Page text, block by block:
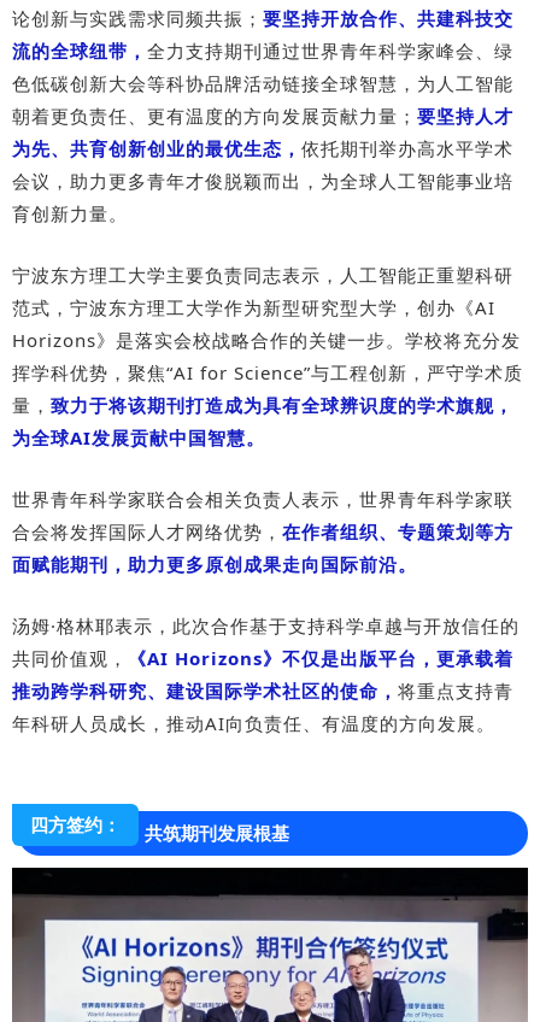
论创新与实践需求同频共振； 要坚持开放合作、共建科技交
流的全球纽带， 全力支持期刊通过世界青年科学家峰会、绿
色低碳创新大会等科协品牌活动链接全球智慧，为人工智能
朝着更负责任、更有温度的方向发展贡献力量； 要坚持人才
为先、共育创新创业的最优生态， 依托期刊举办高水平学术
会议，助力更多青年才俊脱颖而出，为全球人工智能事业培
育创新力量。
宁波东方理工大学主要负责同志表示，人工智能正重塑科研
范式，宁波东方理工大学作为新型研究型大学，创办《AI
Horizons》是落实会校战略合作的关键一步。学校将充分发
挥学科优势，聚焦“AI for Science”与工程创新，严守学术质
量， 致力于将该期刊打造成为具有全球辨识度的学术旗舰，
为全球AI发展贡献中国智慧。
世界青年科学家联合会相关负责人表示，世界青年科学家联
合会将发挥国际人才网络优势， 在作者组织、专题策划等方
面赋能期刊，助力更多原创成果走向国际前沿。
汤姆·格林耶表示，此次合作基于支持科学卓越与开放信任的
共同价值观，
《AI Horizons》不仅是出版平台，更承载着
推动跨学科研究、建设国际学术社区的使命， 将重点支持青
年科研人员成长，推动AI向负责任、有温度的方向发展。
四方签约： 共筑期刊发展根基